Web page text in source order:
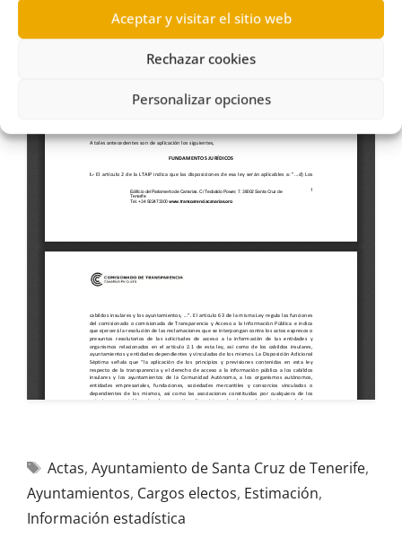
Aceptar y visitar el sitio web
Rechazar cookies
Personalizar opciones
Actas, Ayuntamiento de Santa Cruz de Tenerife,
Ayuntamientos, Cargos electos, Estimación,
Información estadística